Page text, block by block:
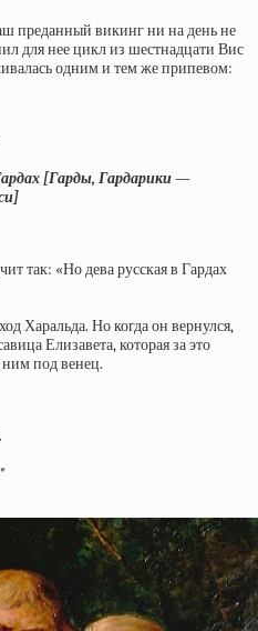
преданный викинг ни на день не
для нее цикл из шестнадцати Вис
одним и тем же припевом:
[Гарды, Гардарики —
так: «Но дева русская в Гардах
Харальда. Но когда он вернулся,
Елизавета, которая за это
под венец.